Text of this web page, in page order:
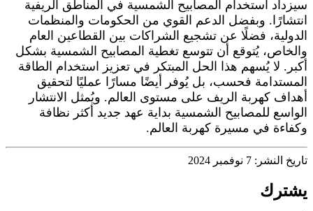
سيزداد استخدام المصابيح الشمسية في المناطق الريفية
انتشارًا. وبفضل الدعم القوي من الحكومات والمنظمات
الدولية، فضلًا عن تشجيع الشراكات بين القطاعين العام
والخاص، يُتوقع أن تتوسع تغطية المصابيح الشمسية بشكل
أكبر. لا يُسهم هذا الحل المبتكر في تعزيز استخدام الطاقة
المستدامة فحسب، بل يُوفر أيضًا مسارًا عمليًا لتحقيق
أهداف كهربة الريف على مستوى العالم. ويُمثل الانتشار
الواسع للمصابيح الشمسية بداية عهد جديد أكثر نظافة
وكفاءة في مسيرة كهربة العالم.
تاريخ النشر: 7 نوفمبر 2024
يشترك